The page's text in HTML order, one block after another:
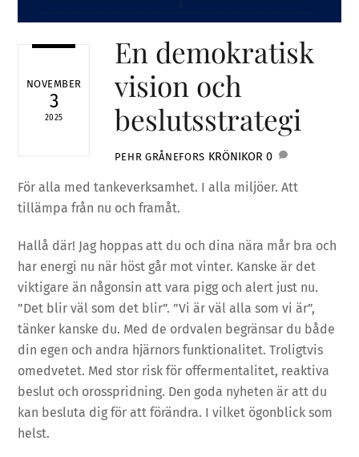
NOVEMBER
3
2025
En demokratisk
vision och
beslutsstrategi
PEHR GRÅNEFORS KRÖNIKOR 0
För alla med tankeverksamhet. I alla miljöer. Att
tillämpa från nu och framåt.
Hallå där! Jag hoppas att du och dina nära mår bra och
har energi nu när höst går mot vinter. Kanske är det
viktigare än någonsin att vara pigg och alert just nu.
”Det blir väl som det blir”. ”Vi är väl alla som vi är”,
tänker kanske du. Med de ordvalen begränsar du både
din egen och andra hjärnors funktionalitet. Troligtvis
omedvetet. Med stor risk för offermentalitet, reaktiva
beslut och orosspridning. Den goda nyheten är att du
kan besluta dig för att förändra. I vilket ögonblick som
helst.